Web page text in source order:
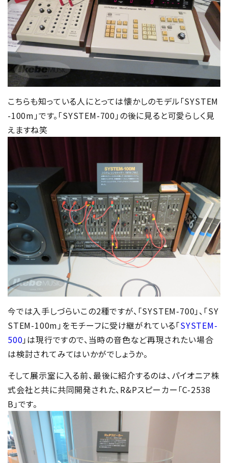
こちらも知っている人にとっては懐かしのモデル「SYSTEM
-100m」です。「SYSTEM-700」の後に見ると可愛らしく見
えますね笑
今では入手しづらいこの2種ですが、「SYSTEM-700」、「SY
STEM-100m」をモチーフに受け継がれている「SYSTEM-
500」は現行ですので、当時の音色など再現されたい場合
は検討されてみてはいかがでしょうか。
そして展示室に入る前、最後に紹介するのは、パイオニア株
式会社と共に共同開発された、R&Pスピーカー「C-2538
B」です。